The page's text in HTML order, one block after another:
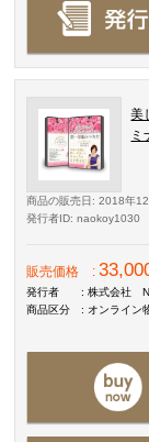
美
ミ
商品の販売日 : 2018年
発行者ID: naokoy1030
販売価格 :
発行者
: 株式会社
商品区分
: オンライン